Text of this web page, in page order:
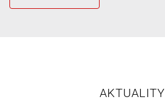
AKTUALITY